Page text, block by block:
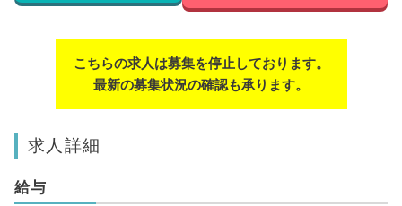
こちらの求人は募集を停止しております。
最新の募集状況の確認も承ります。
求人詳細
給与